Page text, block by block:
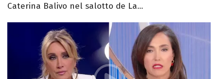
Caterina Balivo nel salotto de La...